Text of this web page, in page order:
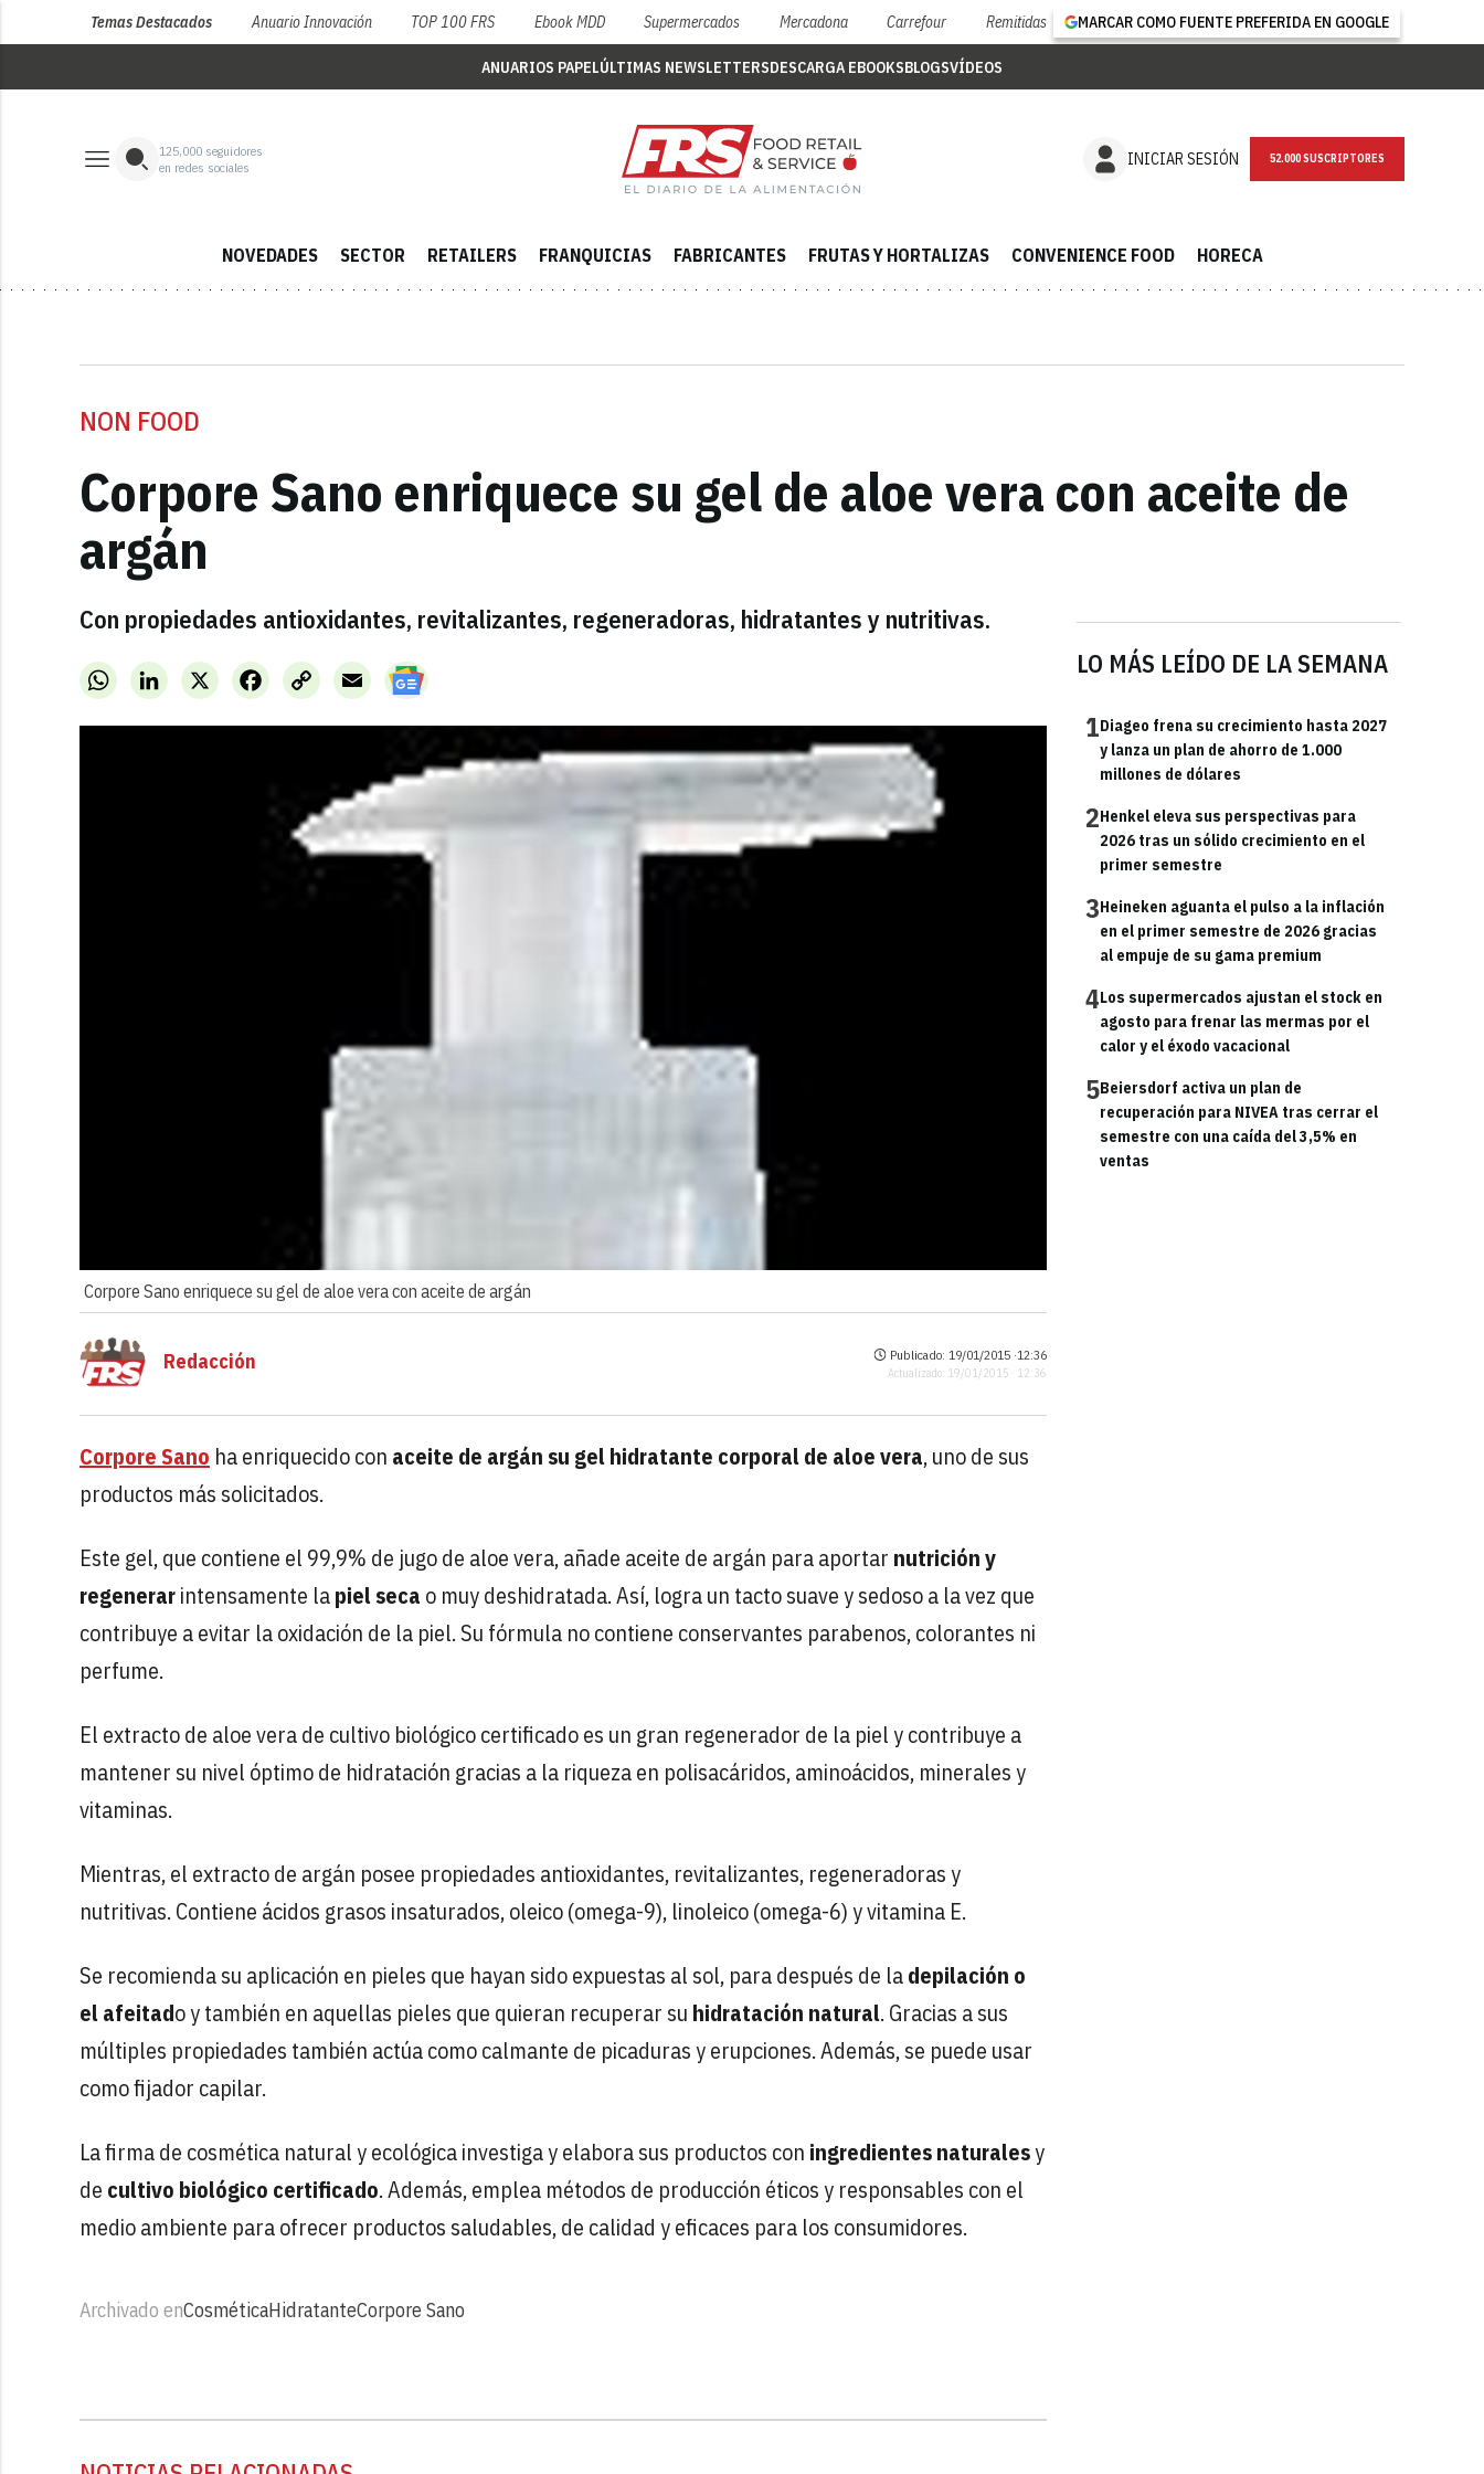
Temas Destacados Anuario Innovación TOP 100 FRS Ebook MDD Supermercados Mercadona Carrefour Remitidas MARCAR COMO FUENTE PREFERIDA EN GOOGLE
ANUARIOS PAPELÚLTIMAS NEWSLETTERSDESCARGA EBOOKSBLOGSVÍDEOS
125,000 seguidores
en redes sociales
INICIAR SESIÓN NEWSLETTER
NOVEDADES SECTOR RETAILERS FRANQUICIAS FABRICANTES FRUTAS Y HORTALIZAS CONVENIENCE FOOD HORECA
NON FOOD
Corpore Sano enriquece su gel de aloe vera con aceite de
argán
Con propiedades antioxidantes, revitalizantes, regeneradoras, hidratantes y nutritivas.
WhatsAppLinkedInX FacebookCopy
Link
Email
Corpore Sano enriquece su gel de aloe vera con aceite de argán
LO MÁS LEÍDO DE LA SEMANA
1Diageo frena su crecimiento hasta 2027
y lanza un plan de ahorro de 1.000
millones de dólares
2Henkel eleva sus perspectivas para
2026 tras un sólido crecimiento en el
primer semestre
3Heineken aguanta el pulso a la inflación
en el primer semestre de 2026 gracias
al empuje de su gama premium
4Los supermercados ajustan el stock en
agosto para frenar las mermas por el
calor y el éxodo vacacional
5Beiersdorf activa un plan de
recuperación para NIVEA tras cerrar el
semestre con una caída del 3,5% en
ventas
Redacción Publicado: 19/01/2015 ·12:36
Actualizado: 19/01/2015 · 12:36
Corpore Sano ha enriquecido con aceite de argán su gel hidratante corporal de aloe vera, uno de sus
productos más solicitados.
Este gel, que contiene el 99,9% de jugo de aloe vera, añade aceite de argán para aportar nutrición y
regenerarintensamente lapiel seca o muy deshidratada. Así, logra un tacto suave y sedoso a la vez que
contribuye a evitar la oxidación de la piel. Su fórmula no contiene conservantes parabenos, colorantes ni
perfume.
El extracto de aloe vera de cultivo biológico certificado es un gran regenerador de la piel y contribuye a
mantener su nivel óptimo de hidratación gracias a la riqueza en polisacáridos, aminoácidos, minerales y
vitaminas.
Mientras, el extracto de argán posee propiedades antioxidantes, revitalizantes, regeneradoras y
nutritivas. Contiene ácidos grasos insaturados, oleico (omega-9), linoleico (omega-6) y vitamina E.
Se recomienda su aplicación en pieles que hayan sido expuestas al sol, para después de ladepilación o
el afeitado y también en aquellas pieles que quieran recuperar su hidratación natural. Gracias a sus
múltiples propiedades también actúa como calmante de picaduras y erupciones. Además, se puede usar
como fijador capilar.
La firma de cosmética natural y ecológica investiga y elabora sus productos con ingredientes naturalesy
de cultivo biológico certificado. Además, emplea métodos de producción éticos y responsables con el
medio ambiente para ofrecer productos saludables, de calidad y eficaces para los consumidores.
Archivado enCosméticaHidratanteCorpore Sano